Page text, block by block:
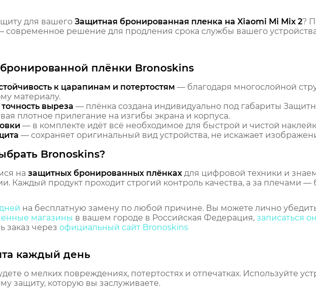
для вашего Защитная бронированная пленка на Xiaomi Mi Mix 2?
современное решение для продления срока службы вашего
плёнки Bronoskins
к царапинам и потертостям — благодаря многослойной
материалу.
выреза — плёнка создана индивидуально под габариты
плотное прилегание на изгибы экрана и корпуса.
— в комплекте идёт всё необходимое для быстрой и чистой
— сохраняет оригинальный вид устройства, не искажает
Bronoskins?
на защитных бронированных плёнках для цифровой техники и
Каждый продукт проходит строгий контроль качества, а за плечами
на бесплатную замену по любой причине. Вы можете лично
магазины в вашем городе в Российская Федерация, записаться
заказ через официальный сайт Bronoskins
каждый день
о мелких повреждениях, потертостях и отпечатках. Используйте
защиту, которую вы заслуживаете.